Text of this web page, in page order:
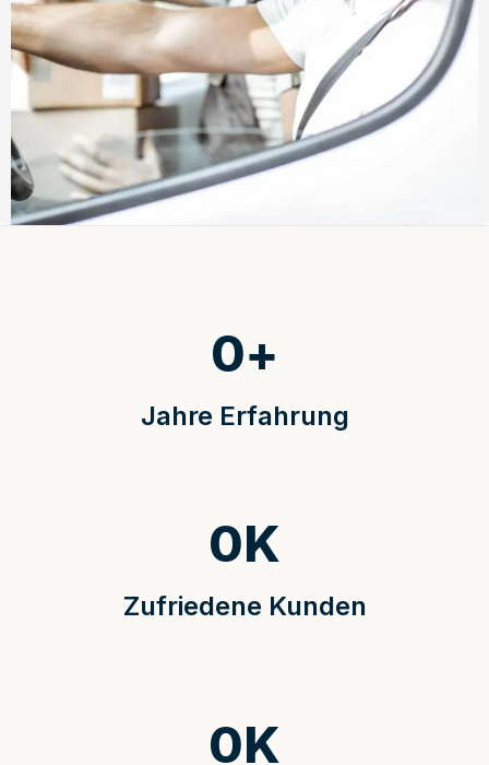
Jahre Erfahrung
0+
Zufriedene Kunden
0K
0K